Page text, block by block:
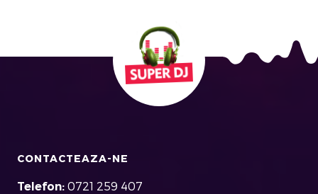
CONTACTEAZA-NE
Telefon: 0721 259 407